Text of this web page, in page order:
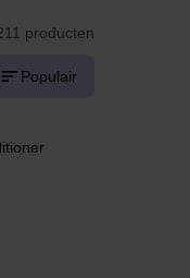
producten
Populair